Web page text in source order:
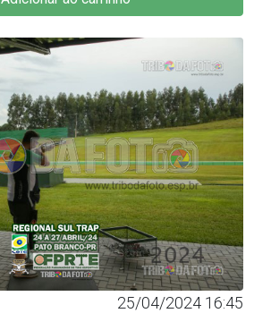
25/04/2024 16:45